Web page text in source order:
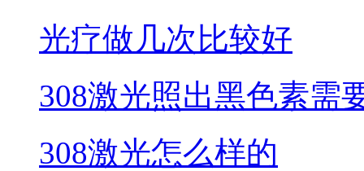
光疗做几次比较好
308激光照出黑色素需
308激光怎么样的